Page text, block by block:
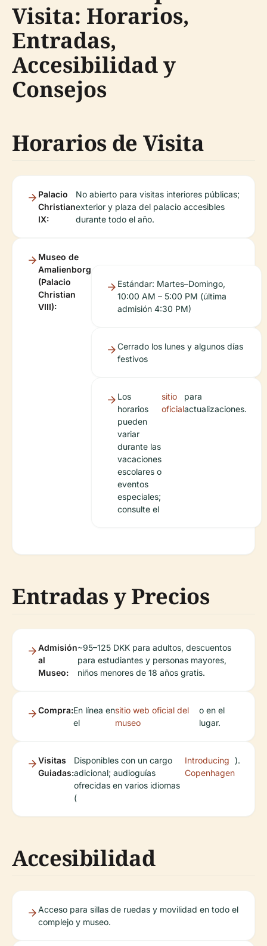
Visita: Horarios,
Entradas,
Accesibilidad y
Consejos
Horarios de Visita
Palacio
Christian
IX:
No abierto para visitas interiores públicas;
exterior y plaza del palacio accesibles
durante todo el año.
Museo de
Amalienborg
(Palacio
Christian
VIII):
Estándar: Martes–Domingo,
10:00 AM – 5:00 PM (última
admisión 4:30 PM)
Cerrado los lunes y algunos días
festivos
Los
horarios
pueden
variar
durante las
vacaciones
escolares o
eventos
especiales;
consulte el
sitio
oficial
para
actualizaciones.
Entradas y Precios
Admisión
al
Museo:
~95–125 DKK para adultos, descuentos
para estudiantes y personas mayores,
niños menores de 18 años gratis.
Compra:En línea en
el
sitio web oficial del
museo
o en el
lugar.
Visitas
Guiadas:
Disponibles con un cargo
adicional; audioguías
ofrecidas en varios idiomas
(
Introducing
Copenhagen
).
Accesibilidad
Acceso para sillas de ruedas y movilidad en todo el
complejo y museo.